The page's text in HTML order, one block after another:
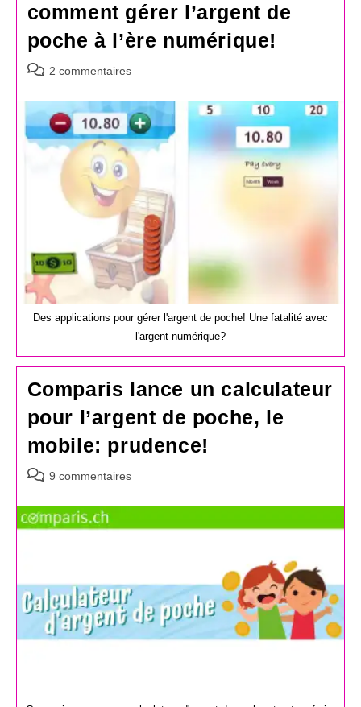
comment gérer l’argent de
poche à l’ère numérique!
Commentaires
la
publication :
2 commentaires
Des applications pour gérer l'argent de poche! Une fatalité avec
l'argent numérique?
Comparis lance un calculateur
pour l’argent de poche, le
mobile: prudence!
Commentaires
la
publication :
9 commentaires